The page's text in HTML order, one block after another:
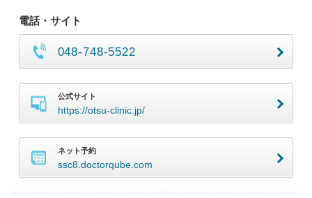
電話・サイト
048-748-5522
公式サイト
https://otsu-clinic.jp/
ネット予約
ssc8.doctorqube.com